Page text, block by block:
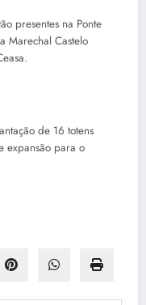
presentes na Ponte
Marechal Castelo
de 16 totens
expansão para o